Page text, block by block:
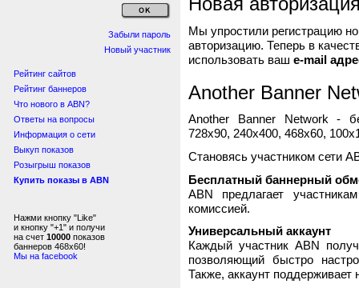
Забыли пароль
Новый участник
Рейтинг сайтов
Рейтинг баннеров
Что нового в ABN?
Ответы на вопросы
Информация о сети
Выкуп показов
Розыгрыш показов
Купить показы в ABN
Нажми кнопку "Like"
и кнопку "+1" и получи
на счет 10000 показов
баннеров 468x60!
Мы на facebook
Мы упростили регистрацию
авторизацию. Теперь в
использовать ваш e-mail
Another Banner
Another Banner Network -
728x90, 240x400, 468x60,
Становясь участником сети
Бесплатный баннерный
ABN предлагает
комиссией.
Универсальный аккаунт
Каждый участник ABN
позволяющий быстро
Также, аккаунт поддерживает